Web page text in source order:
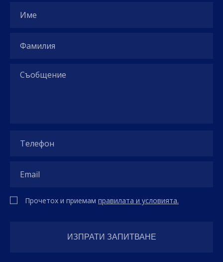
Прочетох и приемам правилата и условията.